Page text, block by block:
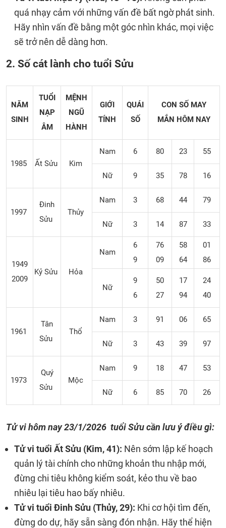
quá nhạy cảm với những vấn đề bất ngờ phát sinh.
Hãy nhìn vấn đề bằng một góc nhìn khác, mọi việc
sẽ trở nên dễ dàng hơn.
2. Số cát lành cho tuổi Sửu
NĂM
SINH
TUỔI
NẠP
ÂM
MỆNH
NGŨ
HÀNH
GIỚI
TÍNH
QUÁI
SỐ
CON SỐ MAY
MẮN HÔM NAY
1985 Ất Sửu Kim
Nam 6 80 23 55
Nữ 9 35 78 16
1997
Đinh
Sửu
Thủy
Nam 3 68 44 79
Nữ 3 14 87 33
1949
2009
Kỷ Sửu Hỏa
Nam
6
9
76
09
58
64
01
86
Nữ
9
6
50
27
17
94
24
40
1961
Tân
Sửu
Thổ
Nam 3 91 06 65
Nữ 3 43 39 97
1973
Quý
Sửu
Mộc
Nam 9 18 47 53
Nữ 6 85 70 26
Tử vi hôm nay23/1/2026 tuổi Sửu cần lưu ý điều gì:
Tử vi tuổi Ất Sửu (Kim, 41): Nên sớm lập kế hoạch
quản lý tài chính cho những khoản thu nhập mới,
đừng chi tiêu không kiểm soát, kẻo thu về bao
nhiêu lại tiêu hao bấy nhiêu.
Tử vi tuổi Đinh Sửu (Thủy, 29): Khi cơ hội tìm đến,
đừng do dự, hãy sẵn sàng đón nhận. Hãy thể hiện